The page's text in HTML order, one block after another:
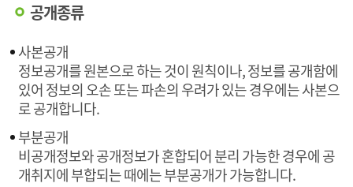
공개종류
사본공개
정보공개를 원본으로 하는 것이 원칙이나, 정보를 공개함에
있어 정보의 오손 또는 파손의 우려가 있는 경우에는 사본으
로 공개합니다.
부분공개
비공개정보와 공개정보가 혼합되어 분리 가능한 경우에 공
개취지에 부합되는 때에는 부분공개가 가능합니다.